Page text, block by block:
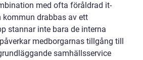
med ofta föråldrad it-
kommun drabbas av ett
stannar inte bara de interna
medborgarnas tillgång till
samhällsservice